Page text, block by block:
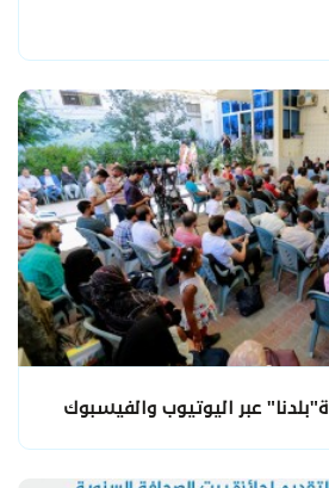
عبر اليوتيوب والفيسبوك